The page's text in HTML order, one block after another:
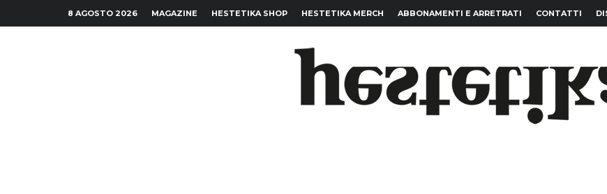
8 AGOSTO 2026 MAGAZINE HESTETIKA SHOP HESTETIKA MERCH ABBONAMENTI E ARRETRATI CONTATTI